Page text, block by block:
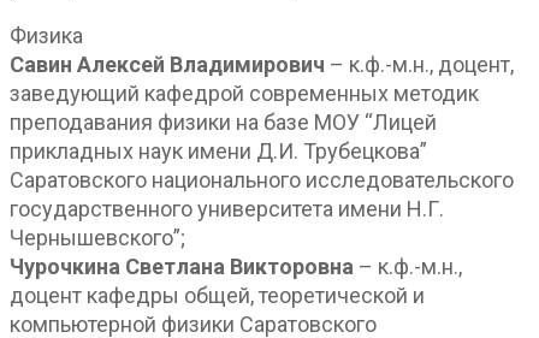
Физика
Савин Алексей Владимирович – к.ф.-м.н., доцент,
заведующий кафедрой современных методик
преподавания физики на базе МОУ “Лицей
прикладных наук имени Д.И. Трубецкова”
Саратовского национального исследовательского
государственного университета имени Н.Г.
Чернышевского”;
Чурочкина Светлана Викторовна – к.ф.-м.н.,
доцент кафедры общей, теоретической и
компьютерной физики Саратовского